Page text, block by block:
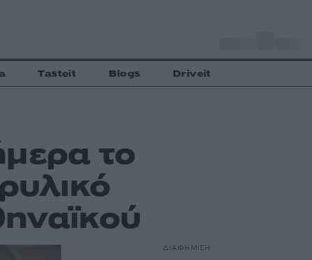
Tasteit Blogs Driveit
το
ΔΙΑΦΗΜΙΣΗ